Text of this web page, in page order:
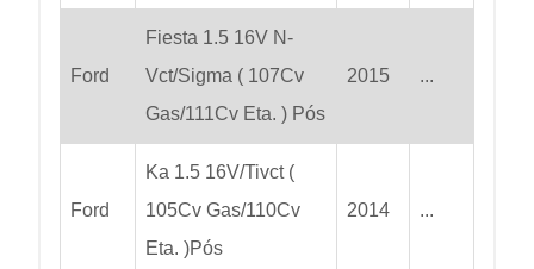
Ford
Fiesta 1.5 16V N-
Vct/Sigma ( 107Cv
Gas/111Cv Eta. ) Pós
2015 ...
Ford
Ka 1.5 16V/Tivct (
105Cv Gas/110Cv
Eta. )Pós
2014 ...